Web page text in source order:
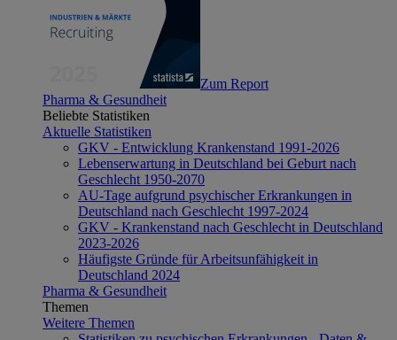
Zum Report
Pharma & Gesundheit
Beliebte Statistiken
Aktuelle Statistiken
GKV - Entwicklung Krankenstand 1991-2026
Lebenserwartung in Deutschland bei Geburt nach
Geschlecht 1950-2070
AU-Tage aufgrund psychischer Erkrankungen in
Deutschland nach Geschlecht 1997-2024
GKV - Krankenstand nach Geschlecht in Deutschland
2023-2026
Häufigste Gründe für Arbeitsunfähigkeit in
Deutschland 2024
Pharma & Gesundheit
Themen
Weitere Themen